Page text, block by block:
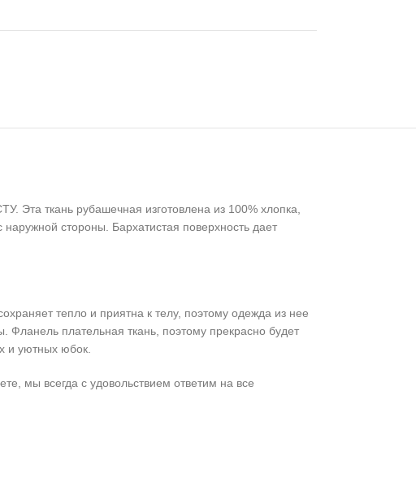
Эта ткань рубашечная изготовлена из 100% хлопка,
стороны. Бархатистая поверхность дает
тепло и приятна к телу, поэтому одежда из нее
плательная ткань, поэтому прекрасно будет
и уютных юбок.
мы всегда с удовольствием ответим на все